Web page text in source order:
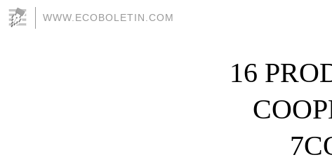
WWW.ECOBOLETIN.COM
16